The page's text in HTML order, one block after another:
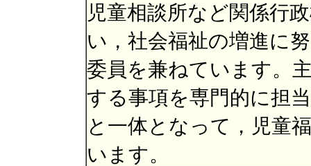
児童相談所など関係行
い，社会福祉の増進に
委員を兼ねています。
する事項を専門的に担
と一体となって，児童
います。